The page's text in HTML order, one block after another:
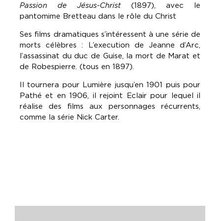
Passion de Jésus-Christ(1897), avec le
pantomime Bretteau dans le rôle du Christ
Ses films dramatiques s’intéressent à une série de
morts célèbres : L’execution de Jeanne d’Arc,
l’assassinat du duc de Guise, la mort de Marat et
de Robespierre. (tous en 1897).
Il tournera pour Lumière jusqu’en 1901 puis pour
Pathé et en 1906, il rejoint Eclair pour lequel il
réalise des films aux personnages récurrents,
comme la série Nick Carter.